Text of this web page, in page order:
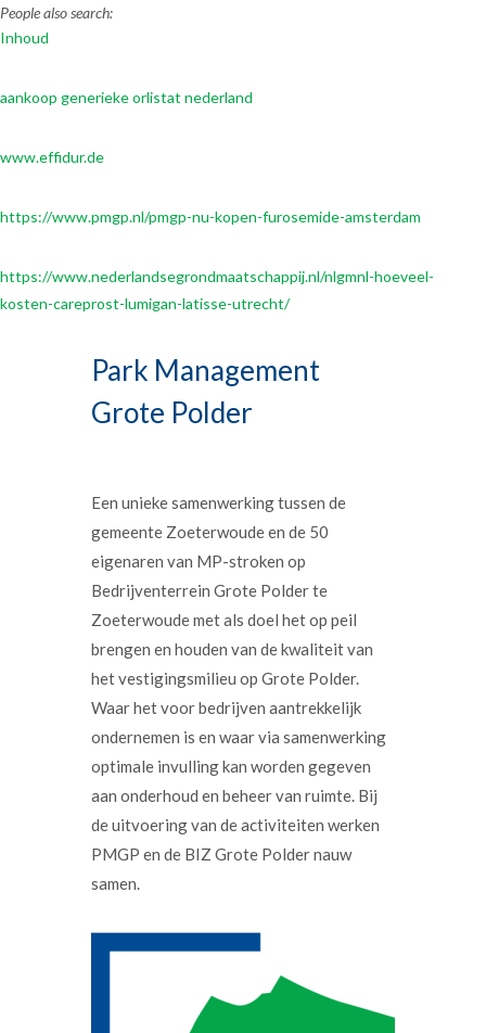
People also search:
Inhoud
aankoop generieke orlistat nederland
www.effidur.de
https://www.pmgp.nl/pmgp-nu-kopen-furosemide-amsterdam
https://www.nederlandsegrondmaatschappij.nl/nlgmnl-hoeveel-
kosten-careprost-lumigan-latisse-utrecht/
Park Management
Grote Polder
Een unieke samenwerking tussen de
gemeente Zoeterwoude en de 50
eigenaren van MP-stroken op
Bedrijventerrein Grote Polder te
Zoeterwoude met als doel het op peil
brengen en houden van de kwaliteit van
het vestigingsmilieu op Grote Polder.
Waar het voor bedrijven aantrekkelijk
ondernemen is en waar via samenwerking
optimale invulling kan worden gegeven
aan onderhoud en beheer van ruimte. Bij
de uitvoering van de activiteiten werken
PMGP en de BIZ Grote Polder nauw
samen.